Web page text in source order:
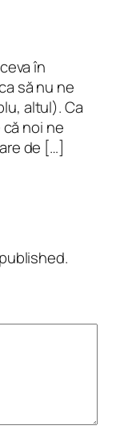
în
să nu ne
altul). Ca
noi ne
de […]